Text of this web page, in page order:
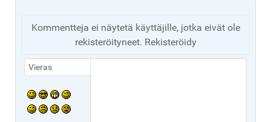
Kommentteja ei näytetä käyttäjille, jotka eivät ole
rekisteröityneet. Rekisteröidy